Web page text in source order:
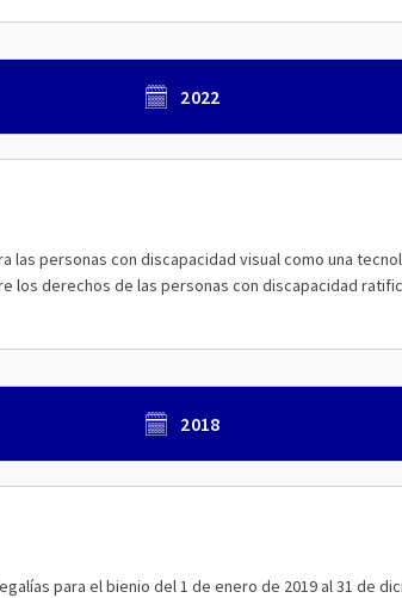
2022
las personas con discapacidad visual como una
los derechos de las personas con discapacidad
2018
para el bienio del 1 de enero de 2019 al 31 de